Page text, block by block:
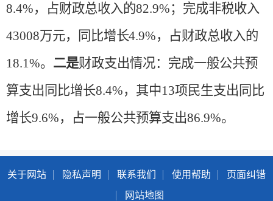
8.4%，占财政总收入的82.9%；完成非税收入
43008万元，
同比增长4.9%，占财政总收入的
18.1%。 二是财政支出情况：完成一般公共预
算支出同比增长8.4%，其中13项民生支出同比
增长9.6%，占一般公共预算支出86.9%。
关于网站 隐私声明 联系我们 使用帮助
页面纠错
网站地图